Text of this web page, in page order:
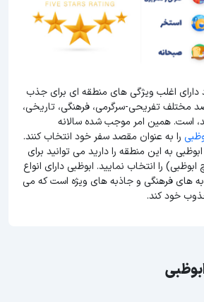
دارای اغلب ویژگی های منطقه ای برای جذب
مختلف تفریحی-سرگرمی، فرهنگی، تاریخی،
است. همین امر موجب شده سالانه
را به عنوان مقصد سفر خود انتخاب کنند.
به این منطقه را دارید می توانید برای
را انتخاب نمایید. ابوظبی دارای انواع
های فرهنگی و جاذبه های ویژه است که می
خود کند.